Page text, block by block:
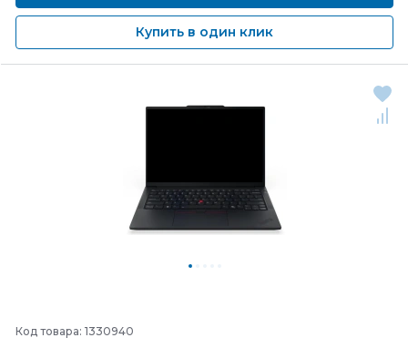
Купить в один клик
Код товара: 1330940